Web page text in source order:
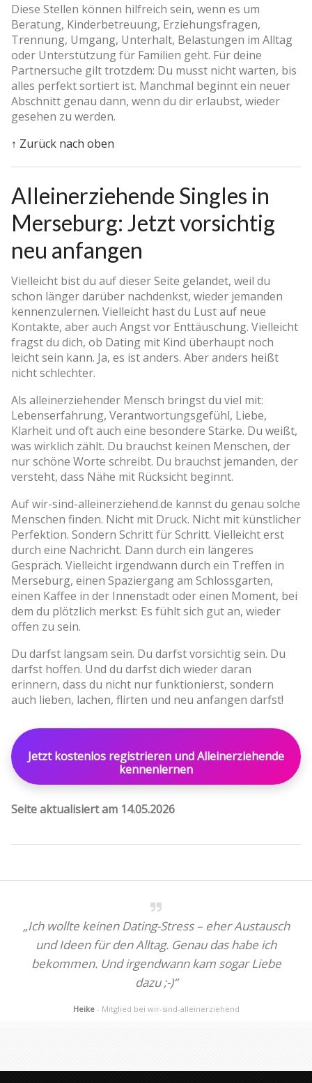
Diese Stellen können hilfreich sein, wenn es um
Beratung, Kinderbetreuung, Erziehungsfragen,
Trennung, Umgang, Unterhalt, Belastungen im Alltag
oder Unterstützung für Familien geht. Für deine
Partnersuche gilt trotzdem: Du musst nicht warten, bis
alles perfekt sortiert ist. Manchmal beginnt ein neuer
Abschnitt genau dann, wenn du dir erlaubst, wieder
gesehen zu werden.
↑ Zurück nach oben
Alleinerziehende Singles in
Merseburg: Jetzt vorsichtig
neu anfangen
Vielleicht bist du auf dieser Seite gelandet, weil du
schon länger darüber nachdenkst, wieder jemanden
kennenzulernen. Vielleicht hast du Lust auf neue
Kontakte, aber auch Angst vor Enttäuschung. Vielleicht
fragst du dich, ob Dating mit Kind überhaupt noch
leicht sein kann. Ja, es ist anders. Aber anders heißt
nicht schlechter.
Als alleinerziehender Mensch bringst du viel mit:
Lebenserfahrung, Verantwortungsgefühl, Liebe,
Klarheit und oft auch eine besondere Stärke. Du weißt,
was wirklich zählt. Du brauchst keinen Menschen, der
nur schöne Worte schreibt. Du brauchst jemanden, der
versteht, dass Nähe mit Rücksicht beginnt.
Auf wir-sind-alleinerziehend.de kannst du genau solche
Menschen finden. Nicht mit Druck. Nicht mit künstlicher
Perfektion. Sondern Schritt für Schritt. Vielleicht erst
durch eine Nachricht. Dann durch ein längeres
Gespräch. Vielleicht irgendwann durch ein Treffen in
Merseburg, einen Spaziergang am Schlossgarten,
einen Kaffee in der Innenstadt oder einen Moment, bei
dem du plötzlich merkst: Es fühlt sich gut an, wieder
offen zu sein.
Du darfst langsam sein. Du darfst vorsichtig sein. Du
darfst hoffen. Und du darfst dich wieder daran
erinnern, dass du nicht nur funktionierst, sondern
auch lieben, lachen, flirten und neu anfangen darfst!
Jetzt kostenlos registrieren und Alleinerziehende
kennenlernen
Seite aktualisiert am 14.05.2026
„Ich wollte keinen Dating-Stress – eher Austausch
und Ideen für den Alltag. Genau das habe ich
bekommen. Und irgendwann kam sogar Liebe
dazu ;-)“
Heike - Mitglied bei wir-sind-alleinerziehend